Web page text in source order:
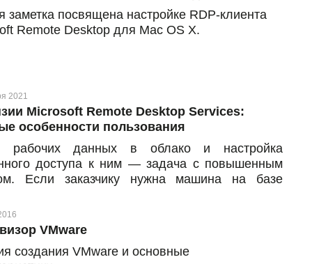
заметка посвящена настройке RDP-клиента
Remote Desktop для Mac OS X.
2021
Microsoft Remote Desktop Services:
особенности пользования
рабочих данных в облако и настройка
доступа к ним — задача с повышенным
Если заказчику нужна машина на базе
подключения к удаленному рабочему
двух пользователей, значит, ему нужен и
программный продукт для этого —
Remote Desktop Services. В статье
VMware
создания VMware и основные